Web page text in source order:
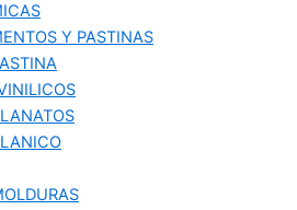
Y PASTINAS